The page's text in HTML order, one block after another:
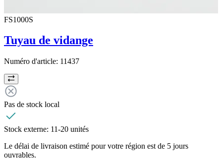
FS1000S
Tuyau de vidange
Numéro d'article: 11437
Pas de stock local
Stock externe: 11-20 unités
Le délai de livraison estimé pour votre région est de 5 jours
ouvrables.